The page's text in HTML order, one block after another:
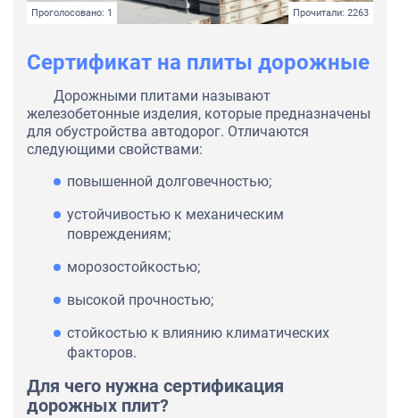
Проголосовано: 1 Прочитали: 2263
Сертификат на плиты дорожные
Дорожными плитами называют
железобетонные изделия, которые предназначены
для обустройства автодорог. Отличаются
следующими свойствами:
повышенной долговечностью;
устойчивостью к механическим
повреждениям;
морозостойкостью;
высокой прочностью;
стойкостью к влиянию климатических
факторов.
Для чего нужна сертификация
дорожных плит?